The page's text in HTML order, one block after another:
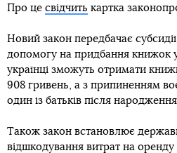
Про це свідчить картка
Новий закон передбачає
допомогу на придбання книжок
українці зможуть отримати
908 гривень, а з припиненням
один із батьків після
Також закон встановлює
відшкодування витрат на